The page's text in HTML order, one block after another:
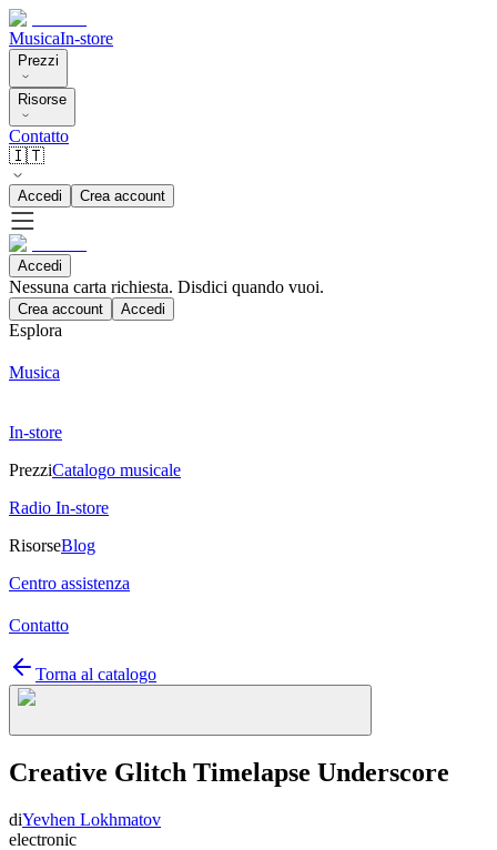
MusicaIn-store
Prezzi
Risorse
Contatto
🇮🇹
Accedi Crea account
Accedi
Nessuna carta richiesta. Disdici quando vuoi.
Crea account Accedi
Esplora
Musica
In-store
PrezziCatalogo musicale
Radio In-store
RisorseBlog
Centro assistenza
Contatto
Torna al catalogo
Creative Glitch Timelapse Underscore
diYevhen Lokhmatov
electronic